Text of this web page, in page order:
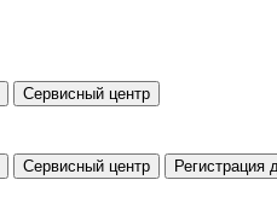
Сервисный центр
Сервисный центр